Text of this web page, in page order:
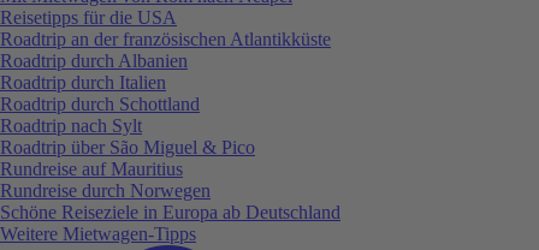
Reisetipps für die USA
Roadtrip an der französischen Atlantikküste
Roadtrip durch Albanien
Roadtrip durch Italien
Roadtrip durch Schottland
Roadtrip nach Sylt
Roadtrip über São Miguel & Pico
Rundreise auf Mauritius
Rundreise durch Norwegen
Schöne Reiseziele in Europa ab Deutschland
Weitere Mietwagen-Tipps